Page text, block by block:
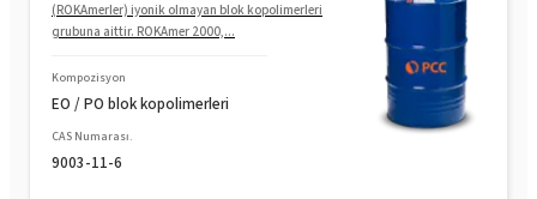
(ROKAmerler) iyonik olmayan blok kopolimerleri
grubuna aittir. ROKAmer 2000,...
Kompozisyon
EO / PO blok kopolimerleri
CAS Numarası.
9003-11-6